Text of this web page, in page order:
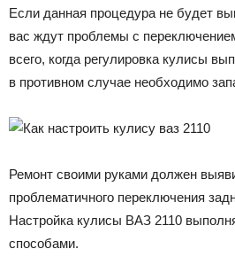
Если данная процедура не будет
вас ждут проблемы с
всего, когда регулировка кулисы
в противном случае необходимо
Ремонт своими руками должен
проблематичного переключения
Настройка кулисы ВАЗ 2110
способами.